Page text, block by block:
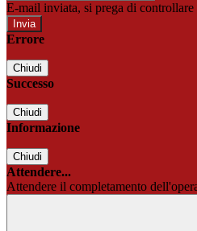
E-mail inviata, si prega di controllare
Errore
Chiudi
Successo
Chiudi
Informazione
Chiudi
Attendere...
Attendere il completamento